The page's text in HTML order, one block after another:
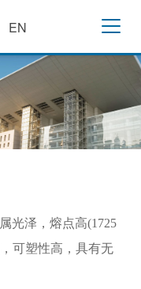
EN
光泽，熔点高(1725
可塑性高，具有无